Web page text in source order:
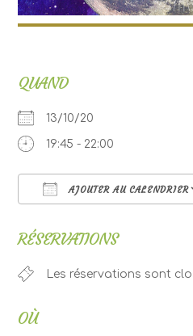
QUAND
13/10/20
19:45 - 22:00
AJOUTER AU CALENDRIER
RÉSERVATIONS
Les réservations sont
OÙ